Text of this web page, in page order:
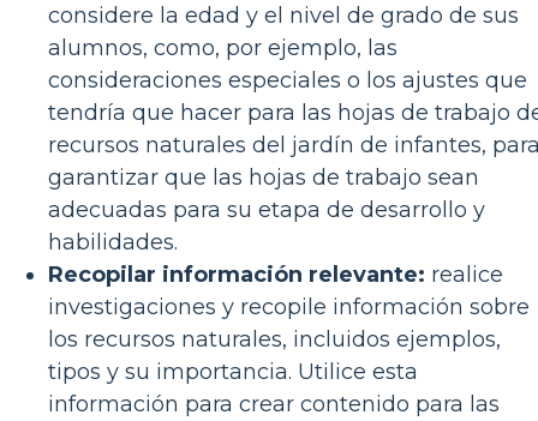
considere la edad y el nivel de grado de sus
alumnos, como, por ejemplo, las
consideraciones especiales o los ajustes que
tendría que hacer para las hojas de trabajo
recursos naturales del jardín de infantes,
garantizar que las hojas de trabajo sean
adecuadas para su etapa de desarrollo y
habilidades.
Recopilar información relevante: realice
investigaciones y recopile información sobre
los recursos naturales, incluidos ejemplos,
tipos y su importancia. Utilice esta
información para crear contenido para las